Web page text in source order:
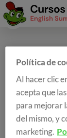
Política de
Al hacer clic
acepta que
para mejorar
del mismo, y
marketing.